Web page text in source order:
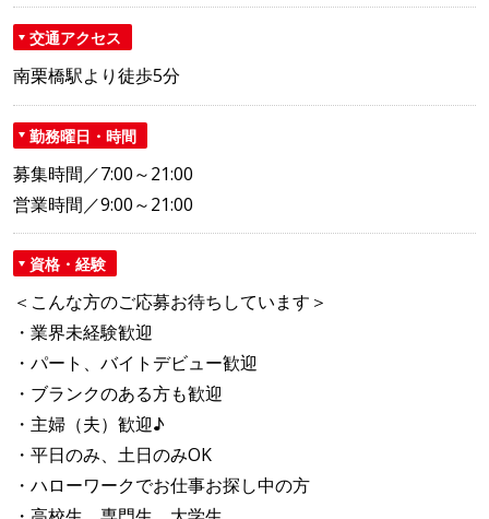
交通アクセス
南栗橋駅より徒歩5分
勤務曜日・時間
募集時間／7:00～21:00
営業時間／9:00～21:00
資格・経験
＜こんな方のご応募お待ちしています＞
・業界未経験歓迎
・パート、バイトデビュー歓迎
・ブランクのある方も歓迎
・主婦（夫）歓迎♪
・平日のみ、土日のみOK
・ハローワークでお仕事お探し中の方